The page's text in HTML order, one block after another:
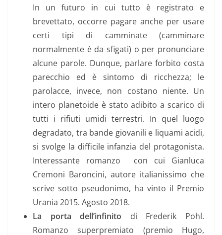
In un futuro in cui tutto è registrato e
brevettato, occorre pagare anche per usare
certi tipi di camminate (camminare
normalmente è da sfigati) o per pronunciare
alcune parole. Dunque, parlare forbito costa
parecchio ed è sintomo di ricchezza; le
parolacce, invece, non costano niente. Un
intero planetoide è stato adibito a scarico di
tutti i rifiuti umidi terrestri. In quel luogo
degradato, tra bande giovanili e liquami acidi,
si svolge la difficile infanzia del protagonista.
Interessante romanzo con cui Gianluca
Cremoni Baroncini, autore italianissimo che
scrive sotto pseudonimo, ha vinto il Premio
Urania 2015. Agosto 2018.
La porta dell’infinito di Frederik Pohl.
Romanzo superpremiato (premio Hugo,